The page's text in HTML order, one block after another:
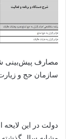
سازمان حج و زیارت نیز ۱۷۰۰ میلیون ریال
دولت در این